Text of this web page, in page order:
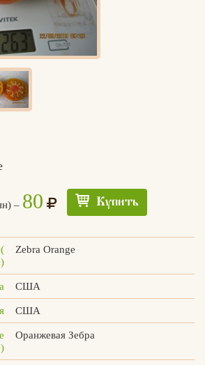
– 80 Купить
Zebra Orange
США
США
Оранжевая Зебра